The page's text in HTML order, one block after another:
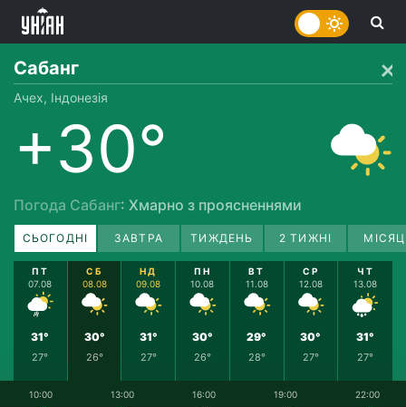
Сабанг
Ачех, Індонезія
+30°
Погода Сабанг: Хмарно з проясненнями
СЬОГОДНІ ЗАВТРА ТИЖДЕНЬ 2 ТИЖНІ
ПТ
07.08
31°
27°
СБ
08.08
30°
26°
НД
09.08
31°
27°
ПН
10.08
30°
26°
ВТ
11.08
29°
28°
СР
12.08
30°
27°
ЧТ
13.08
31°
27°
10:00 13:00 16:00 19:00 22:00